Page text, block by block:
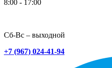
8:00 - 17:00
Сб-Вс – выходной
+7 (967) 024-41-94